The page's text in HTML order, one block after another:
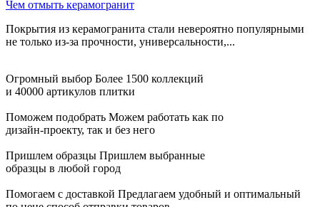
Чем отмыть керамогранит
Покрытия из керамогранита стали невероятно популярными
не только из-за прочности, универсальности,...
Огромный выбор Более 1500 коллекций
и 40000 артикулов плитки
Поможем подобрать Можем работать как по
дизайн-проекту, так и без него
Пришлем образцы Пришлем выбранные
образцы в любой город
Помогаем с доставкой Предлагаем удобный и оптимальный